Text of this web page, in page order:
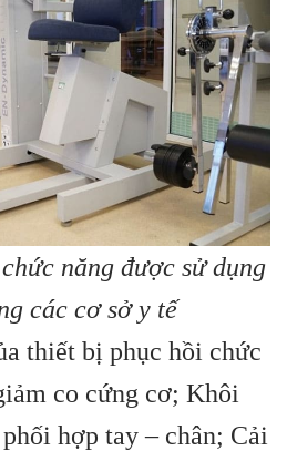
năng được sử dụng
các cơ sở y tế
thiết bị phục hồi chức
co cứng cơ; Khôi
hợp tay – chân; Cải